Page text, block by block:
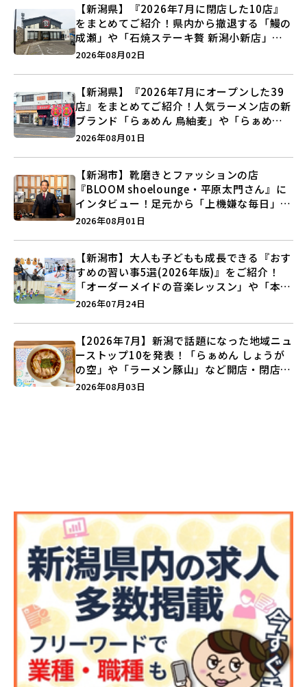
【新潟県】『2026年7月に閉店した10店』
をまとめてご紹介！県内から撤退する「鰻の
成瀬」や「石焼ステーキ贅 新潟小新店」が
営業に幕…。
2026年08月02日
【新潟県】『2026年7月にオープンした39
店』をまとめてご紹介！人気ラーメン店の新
ブランド「らぁめん 鳥紬麦」や「らぁめん
しょうがの空」など盛りだくさん♪
2026年08月01日
【新潟市】靴磨きとファッションの店
『BLOOM shoelounge・平原太門さん』に
インタビュー！足元から「上機嫌な毎日」を
つくる装いの提案とは？
2026年08月01日
【新潟市】大人も子どもも成長できる『おす
すめの習い事5選(2026年版)』をご紹介！
「オーダーメイドの音楽レッスン」や「本格
キックボクシング」で新しい自分を見つけよ
2026年07月24日
【2026年7月】新潟で話題になった地域ニュ
ーストップ10を発表！「らぁめん しょうが
の空」や「ラーメン豚山」など開店・閉店の
注目記事をランキングでご紹介♪
2026年08月03日